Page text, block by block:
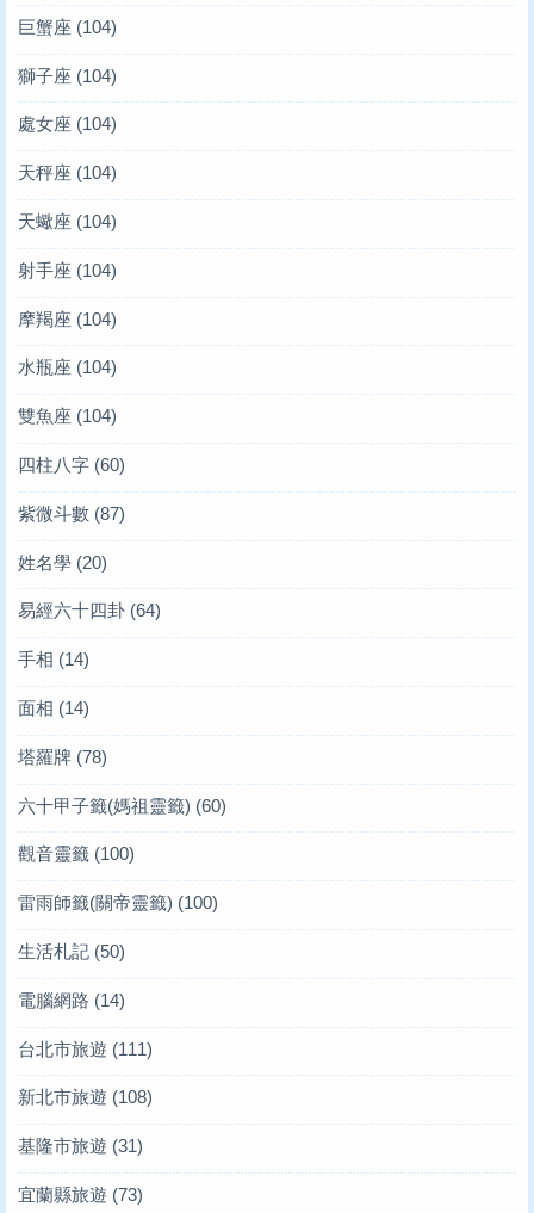
巨蟹座 (104)
獅子座 (104)
處女座 (104)
天秤座 (104)
天蠍座 (104)
射手座 (104)
摩羯座 (104)
水瓶座 (104)
雙魚座 (104)
四柱八字 (60)
紫微斗數 (87)
姓名學 (20)
易經六十四卦 (64)
手相 (14)
面相 (14)
塔羅牌 (78)
六十甲子籤(媽祖靈籤) (60)
觀音靈籤 (100)
雷雨師籤(關帝靈籤) (100)
生活札記 (50)
電腦網路 (14)
台北市旅遊 (111)
新北市旅遊 (108)
基隆市旅遊 (31)
宜蘭縣旅遊 (73)